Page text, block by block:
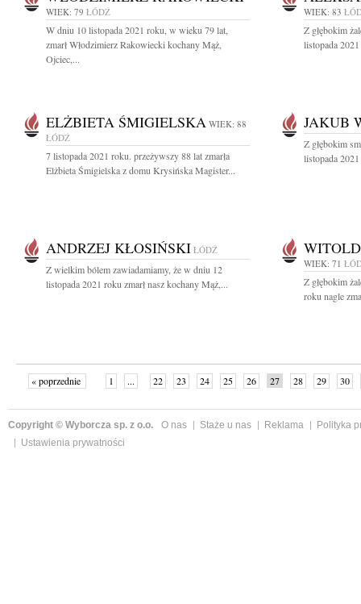
WIEK: 79 ŁÓDŹ
W dniu 10 listopada 2021 roku, w wieku 79 lat,
zmarł Włodzimierz Rakowiecki kochany Mąż,
Ojciec,...
WIEK: 83
Z głębokim
listopada
ELŻBIETA ŚMIGIELSKA WIEK: 88
ŁÓDŹ
7 listopada 2021 roku. przeżywszy 88 lat zmarła
Elżbieta Śmigielska z domu Krysińska Magister...
JAKUB
Z głębokim
listopada
ANDRZEJ KŁOSIŃSKI ŁÓDŹ
Z wielkim bólem zawiadamiamy, że w dniu 12
listopada 2021 roku zmarł nasz kochany Mąż,...
WIEK: 71
Z głębokim
roku nagle
« poprzednie 1 ... 22 23 24 25 26 27 28 29
30
Copyright © Wyborcza sp. z o.o. O nas Staże u nas Reklama
Polityka
Ustawienia prywatności